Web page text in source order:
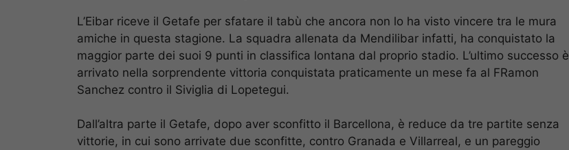
L’Eibar riceve il Getafe per sfatare il tabù che ancora non lo ha visto vincere tra le mura
amiche in questa stagione. La squadra allenata da Mendilibar infatti, ha conquistato la
maggior parte dei suoi 9 punti in classifica lontana dal proprio stadio. L’ultimo successo è
arrivato nella sorprendente vittoria conquistata praticamente un mese fa al FRamon
Sanchez contro il Siviglia di Lopetegui.
Dall’altra parte il Getafe, dopo aver sconfitto il Barcellona, è reduce da tre partite senza
vittorie, in cui sono arrivate due sconfitte, contro Granada e Villarreal, e un pareggio